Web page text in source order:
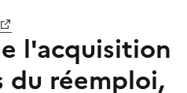
l'acquisition
du réemploi,